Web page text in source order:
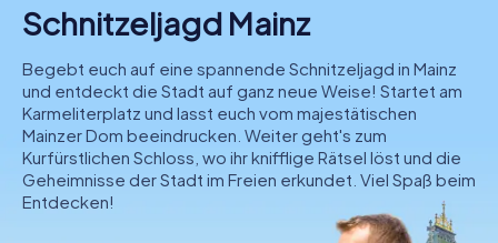
Städte
Touren
Teamevent
Tickets
Schnitzeljagd Mainz
Begebt euch auf eine spannende Schnitzeljagd in Mainz
und entdeckt die Stadt auf ganz neue Weise! Startet am
Karmeliterplatz und lasst euch vom majestätischen
Mainzer Dom beeindrucken. Weiter geht's zum
Kurfürstlichen Schloss, wo ihr knifflige Rätsel löst und die
Geheimnisse der Stadt im Freien erkundet. Viel Spaß beim
Entdecken!